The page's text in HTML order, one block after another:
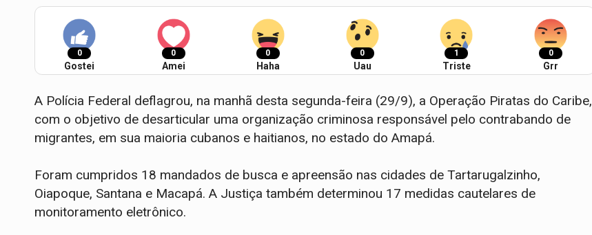
0
Gostei
0
Amei
0
Haha
0
Uau
1
Triste
0
Grr
A Polícia Federal deflagrou, na manhã desta segunda-feira (29/9), a Operação Piratas do Caribe,
com o objetivo de desarticular uma organização criminosa responsável pelo contrabando de
migrantes, em sua maioria cubanos e haitianos, no estado do Amapá.
Foram cumpridos 18 mandados de busca e apreensão nas cidades de Tartarugalzinho,
Oiapoque, Santana e Macapá. A Justiça também determinou 17 medidas cautelares de
monitoramento eletrônico.